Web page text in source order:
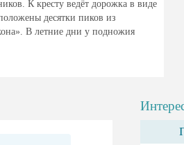
К кресту ведёт дорожка в виде
десятки пиков из
В летние дни у подножия